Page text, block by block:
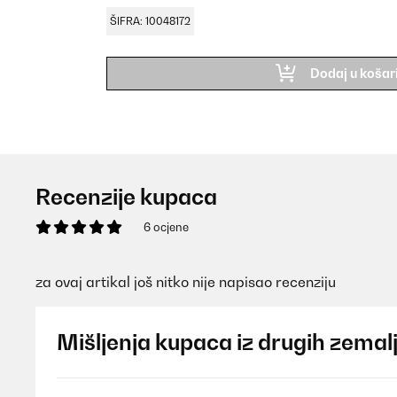
ŠIFRA: 10048172
Dodaj u
Recenzije kupaca
6 ocjene
za ovaj artikal još nitko nije napisao recenziju
Mišljenja kupaca iz drugih